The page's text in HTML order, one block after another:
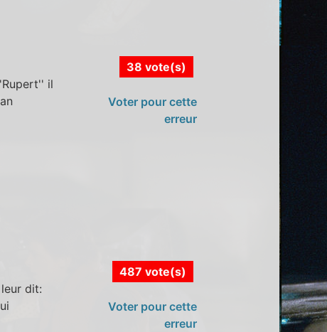
il
38 vote(s)
Voter pour cette
erreur
dit:
487 vote(s)
Voter pour cette
erreur